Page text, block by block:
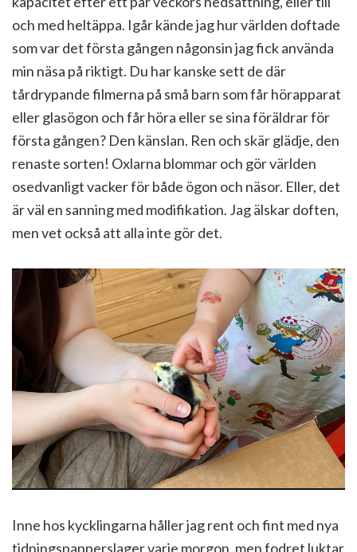
och med heltäppa. Igår kände jag hur världen doftade
som var det första gången någonsin jag fick använda
min näsa på riktigt. Du har kanske sett de där
tårdrypande filmerna på små barn som får hörapparat
eller glasögon och får höra eller se sina föräldrar för
första gången? Den känslan. Ren och skär glädje, den
renaste sorten! Oxlarna blommar och gör världen
osedvanligt vacker för både ögon och näsor. Eller, det
är väl en sanning med modifikation. Jag älskar doften,
men vet också att alla inte gör det.
Inne hos kycklingarna håller jag rent och fint med nya
tidningspapperslager varje morgon, men fodret luktar